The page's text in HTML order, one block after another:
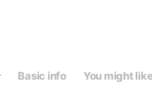
Basic info You might